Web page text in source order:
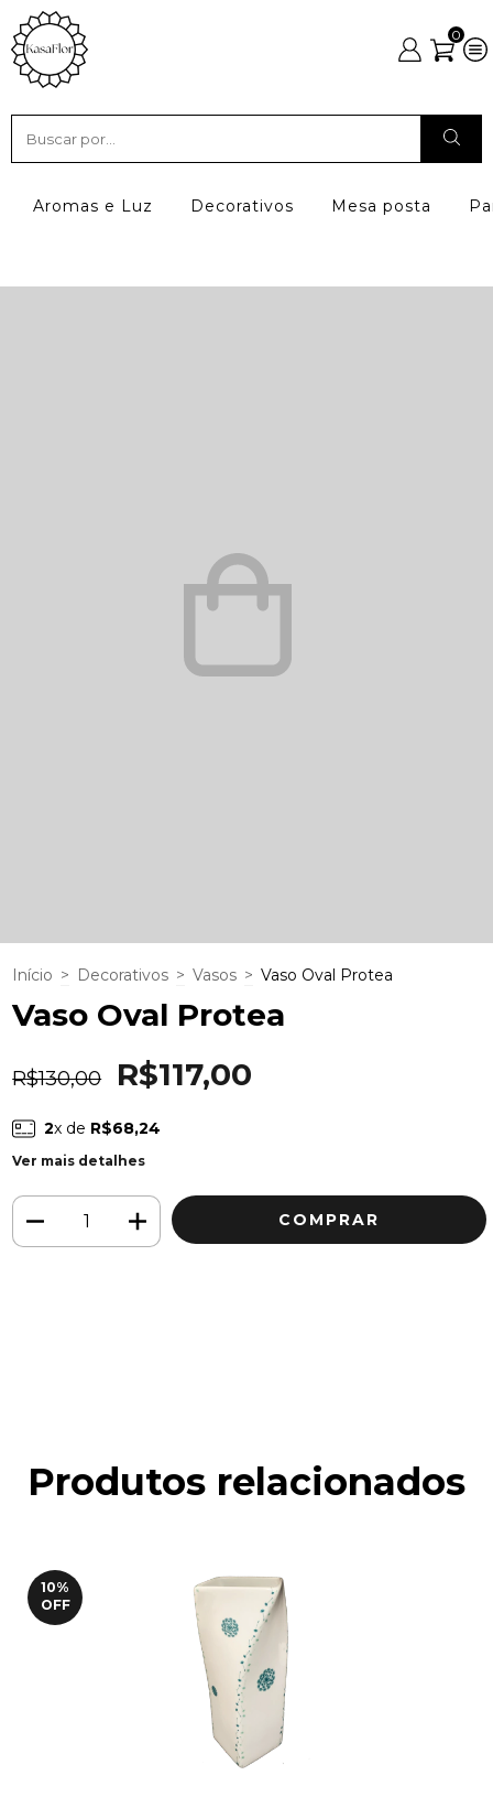
0
Aromas e Luz Decorativos Mesa posta
Início > Decorativos > Vasos > Vaso Oval Protea
Vaso Oval Protea
R$130,00 R$117,00
2x de R$68,24
Ver mais detalhes
Produtos relacionados
10%
OFF